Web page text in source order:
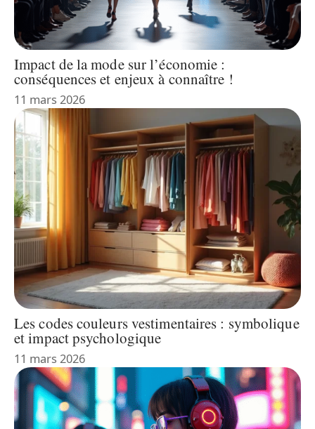
Impact de la mode sur l’économie :
conséquences et enjeux à connaître !
11 mars 2026
Les codes couleurs vestimentaires : symbolique
et impact psychologique
11 mars 2026